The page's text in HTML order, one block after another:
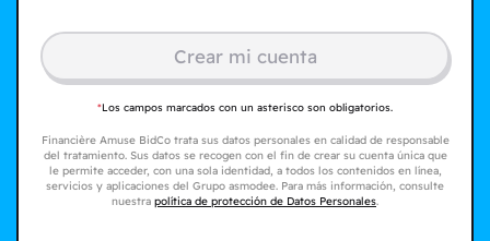
Crear mi cuenta
*Los campos marcados con un asterisco son obligatorios.
Financière Amuse BidCo trata sus datos personales en calidad de responsable
del tratamiento. Sus datos se recogen con el fin de crear su cuenta única que
le permite acceder, con una sola identidad, a todos los contenidos en línea,
servicios y aplicaciones del Grupo asmodee. Para más información, consulte
nuestra política de protección de Datos Personales.